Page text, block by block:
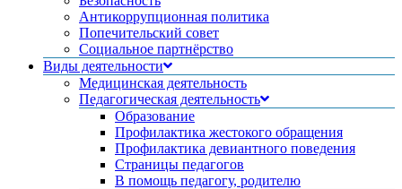
Антикоррупционная политика
Попечительский совет
Социальное партнёрство
Виды деятельности
Медицинская деятельность
Педагогическая деятельность
Образование
Профилактика жестокого обращения
Профилактика девиантного поведения
Страницы педагогов
В помощь педагогу, родителю